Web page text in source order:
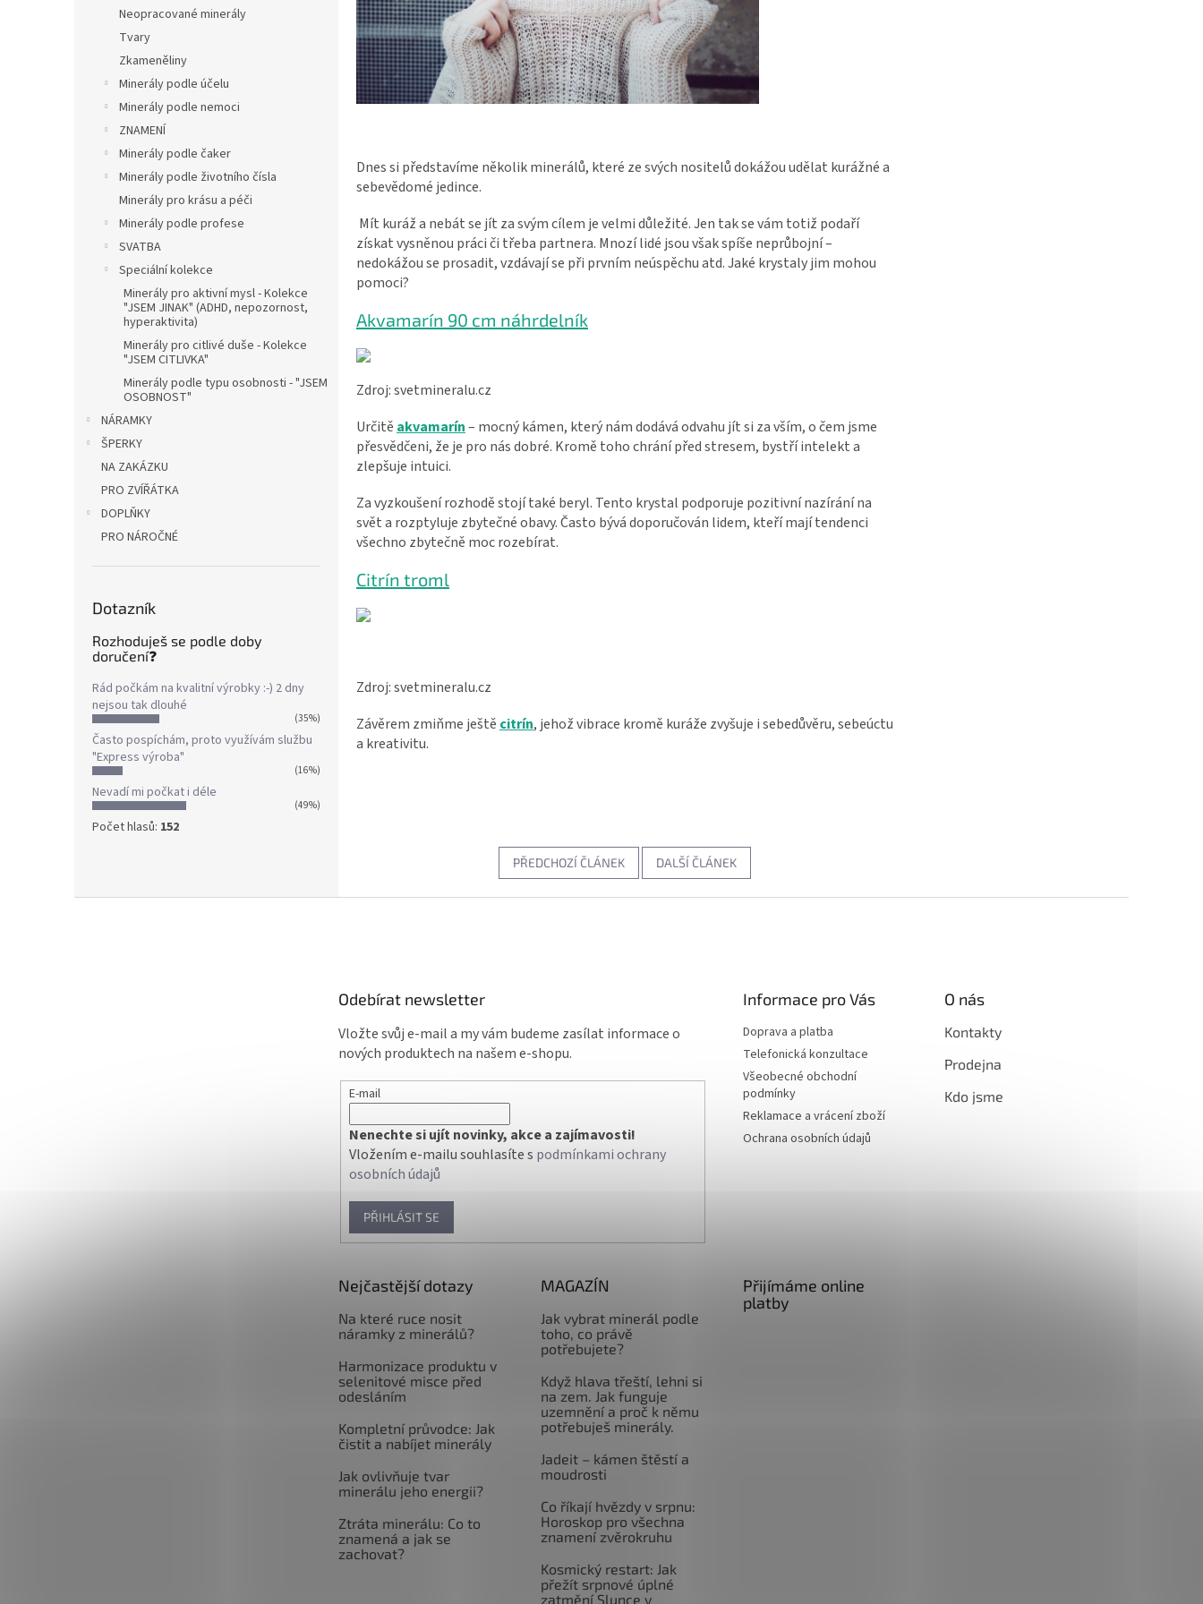
Neopracované minerály
Tvary
Zkameněliny
Minerály podle účelu
Minerály podle nemoci
ZNAMENÍ
Minerály podle čaker
Minerály podle životního čísla
Minerály pro krásu a péči
Minerály podle profese
SVATBA
Speciální kolekce
Minerály pro aktivní mysl - Kolekce
"JSEM JINAK" (ADHD, nepozornost,
hyperaktivita)
Minerály pro citlivé duše - Kolekce
"JSEM CITLIVKA"
Minerály podle typu osobnosti - "JSEM
OSOBNOST"
NÁRAMKY
ŠPERKY
NA ZAKÁZKU
PRO ZVÍŘÁTKA
DOPLŇKY
PRO NÁROČNÉ
Dotazník
Rozhoduješ se podle doby
doručení❓
Rád počkám na kvalitní výrobky :-) 2 dny
nejsou tak dlouhé
(35%)
Často pospíchám, proto využívám službu
"Express výroba"
(16%)
Nevadí mi počkat i déle
(49%)
Počet hlasů: 152
Dnes si představíme několik minerálů, které ze svých nositelů dokážou udělat kurážné a
sebevědomé jedince.
Mít kuráž a nebát se jít za svým cílem je velmi důležité. Jen tak se vám totiž podaří
získat vysněnou práci či třeba partnera. Mnozí lidé jsou však spíše neprůbojní –
nedokážou se prosadit, vzdávají se při prvním neúspěchu atd. Jaké krystaly jim mohou
pomoci?
Akvamarín 90 cm náhrdelník
Zdroj: svetmineralu.cz
Určitěakvamarín– mocný kámen, který nám dodává odvahu jít si za vším, o čem jsme
přesvědčeni, že je pro nás dobré. Kromě toho chrání před stresem, bystří intelekt a
zlepšuje intuici.
Za vyzkoušení rozhodě stojí také beryl. Tento krystal podporuje pozitivní nazírání na
svět a rozptyluje zbytečné obavy. Často bývá doporučován lidem, kteří mají tendenci
všechno zbytečně moc rozebírat.
Citrín troml
Zdroj: svetmineralu.cz
Závěrem zmiňme ještě citrín, jehož vibrace kromě kuráže zvyšuje i sebedůvěru, sebeúctu
a kreativitu.
PŘEDCHOZÍ ČLÁNEK DALŠÍ ČLÁNEK
Odebírat newsletter
Vložte svůj e-mail a my vám budeme zasílat informace o
nových produktech na našem e-shopu.
E-mail
Nenechte si ujít novinky, akce a zajímavosti!
Vložením e-mailu souhlasíte s podmínkami ochrany
osobních údajů
PŘIHLÁSIT SE
Informace pro Vás
Doprava a platba
Telefonická konzultace
Všeobecné obchodní
podmínky
Reklamace a vrácení zboží
Ochrana osobních údajů
O nás
Kontakty
Prodejna
Kdo jsme
Nejčastější dotazy
Na které ruce nosit
náramky z minerálů?
Harmonizace produktu v
selenitové misce před
odesláním
Kompletní průvodce: Jak
čistit a nabíjet minerály
Jak ovlivňuje tvar
minerálu jeho energii?
Ztráta minerálu: Co to
znamená a jak se
zachovat?
MAGAZÍN
Jak vybrat minerál podle
toho, co právě
potřebujete?
Když hlava třeští, lehni si
na zem. Jak funguje
uzemnění a proč k němu
potřebuješ minerály.
Jadeit – kámen štěstí a
moudrosti
Co říkají hvězdy v srpnu:
Horoskop pro všechna
znamení zvěrokruhu
Kosmický restart: Jak
přežít srpnové úplné
zatmění Slunce v
Přijímáme online
platby